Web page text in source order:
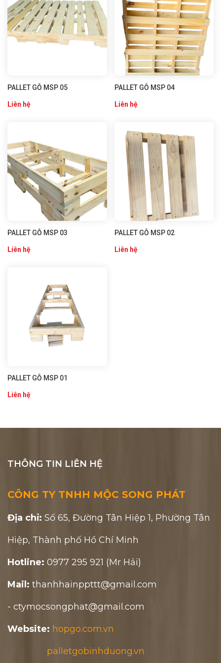
PALLET GỖ MSP 05
Liên hệ
PALLET GỖ MSP 04
Liên hệ
PALLET GỖ MSP 03
Liên hệ
PALLET GỖ MSP 02
Liên hệ
PALLET GỖ MSP 01
Liên hệ
THÔNG TIN LIÊN HỆ
CÔNG TY TNHH MỘC SONG PHÁT
Địa chỉ: Số 65, Đường Tân Hiệp 1, Phường Tân
Hiệp, Thành phố Hồ Chí Minh
Hotline: 0977 295 921 (Mr Hải)
Mail: thanhhainppttt@gmail.com
- ctymocsongphat@gmail.com
Website: hopgo.com.vn
palletgobinhduong.vn